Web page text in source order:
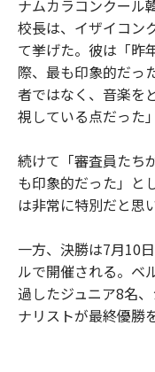
ナムカラコンクール
校長は、イザイコン
て挙げた。彼は「昨
際、最も印象的だっ
者ではなく、音楽を
視している点だった
続けて「審査員たち
も印象的だった」と
は非常に特別だと思
一方、決勝は7月10
ルで開催される。ベ
過したジュニア8名
ナリストが最終優勝